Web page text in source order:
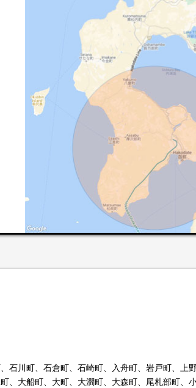
石川町、石倉町、石崎町、入舟町、岩戸町、上
、大船町、大町、大澗町、大森町、尾札部町、